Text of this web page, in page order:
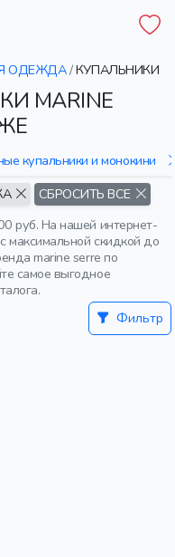
ОДЕЖДА/КУПАЛЬНИКИ
MARINE
купальники и монокини
СБРОСИТЬ ВСЕ
руб. На нашей интернет-
максимальной скидкой до
marine serre по
самое выгодное
Фильтр